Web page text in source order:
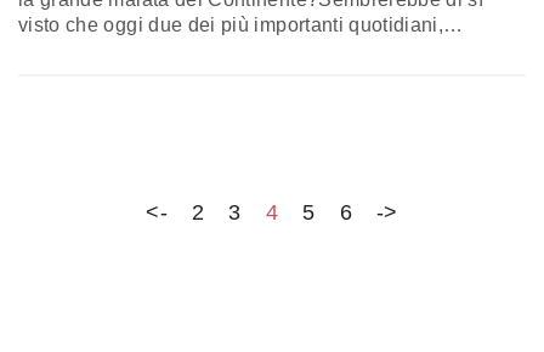
visto che oggi due dei più importanti quotidiani,
<- 2 3 4 5 6 ->